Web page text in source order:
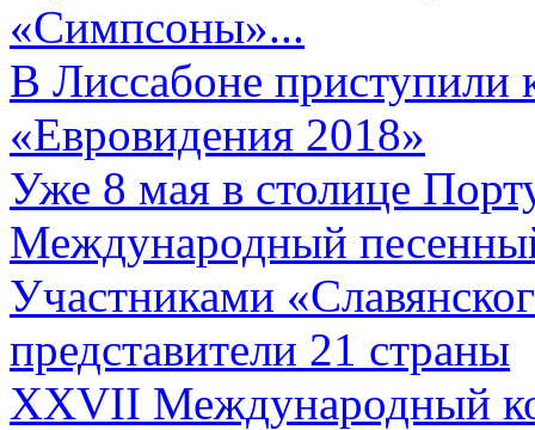
«Симпсоны»...
В Лиссабоне приступили
«Евровидения 2018»
Уже 8 мая в столице
Международный
Участниками
представители 21 страны
XXVII Международный